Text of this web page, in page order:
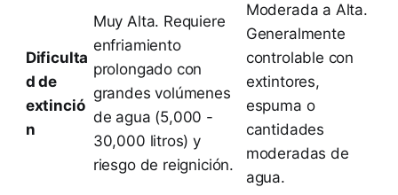
Dificulta
d de
extinció
n
Muy Alta. Requiere
enfriamiento
prolongado con
grandes volúmenes
de agua (5,000 -
30,000 litros) y
riesgo de reignición.
Moderada a Alta.
Generalmente
controlable con
extintores,
espuma o
cantidades
moderadas de
agua.